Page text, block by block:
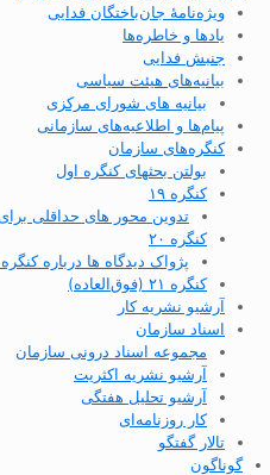
ویژه‌نامهٔ جان‌باختگان فدایی
یادها و خاطره‌ها
جنبش فدایی
بیانیه‌های هیئت سیاسی
بیانیه های شورای مرکزی
پیام‌ها و اطلاعیه‌های سازمانی
کنگره‌های سازمان
بولتن بحثهای کنگره اول
کنگره ۱۹
تدوین محور های حداقلی
کنگره ۲۰
پژواک دیدگاه ها درباره کنگره ۲۰
کنگره ۲۱ (فوق‌العاده)
آرشیو نشریه کار
اسناد سازمان
مجموعه اسناد درونی سازمان
آرشیو نشریه اکثریت
آرشیو تحلیل هفتگی
کار روزنامه‌ای
تالار گفتگو
گوناگون